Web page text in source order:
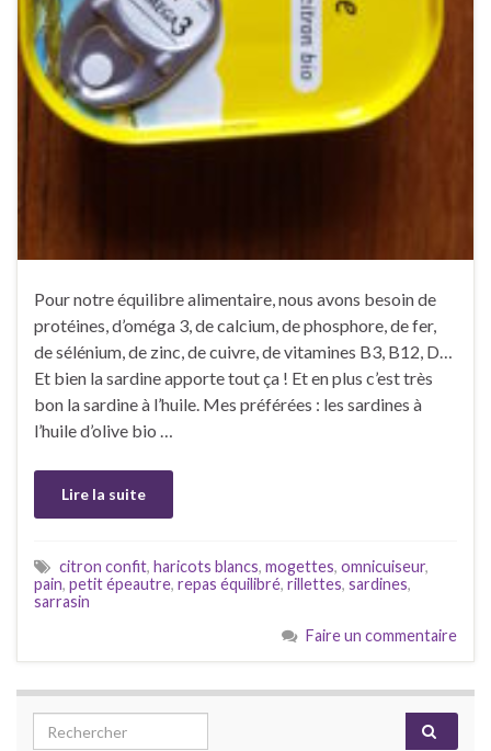
Pour notre équilibre alimentaire, nous avons besoin de
protéines, d’oméga 3, de calcium, de phosphore, de fer,
de sélénium, de zinc, de cuivre, de vitamines B3, B12, D…
Et bien la sardine apporte tout ça ! Et en plus c’est très
bon la sardine à l’huile. Mes préférées : les sardines à
l’huile d’olive bio …
Lire la suite
citron confit, haricots blancs, mogettes, omnicuiseur,
pain, petit épeautre, repas équilibré, rillettes, sardines,
sarrasin
Faire un commentaire
Search for: